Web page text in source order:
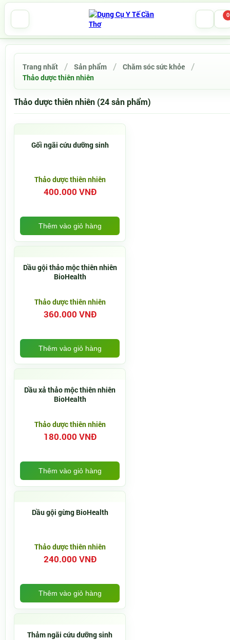
0
Trang nhất Sản phẩm
Chăm sóc sức khỏe
Thảo dược thiên nhiên
Thảo dược thiên nhiên (24 sản phẩm)
Gối ngãi cứu dưỡng sinh
Thảo dược thiên nhiên
400.000 VNĐ
Thêm vào giỏ hàng
Dầu gội thảo mộc thiên nhiên
BioHealth
Thảo dược thiên nhiên
360.000 VNĐ
Thêm vào giỏ hàng
Dầu xả thảo mộc thiên nhiên
BioHealth
Thảo dược thiên nhiên
180.000 VNĐ
Thêm vào giỏ hàng
Dầu gội gừng BioHealth
Thảo dược thiên nhiên
240.000 VNĐ
Thêm vào giỏ hàng
Thảm ngãi cứu dưỡng sinh